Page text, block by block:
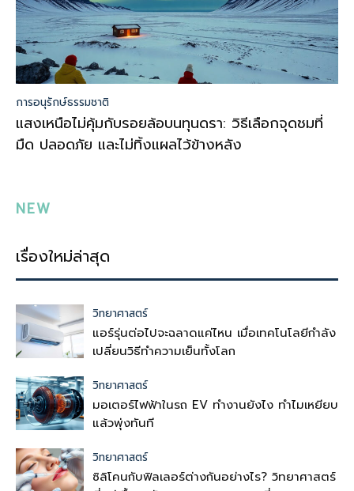
การอนุรักษ์ธรรมชาติ
แสงเหนือไม่คุ้มกับรอยล้อบนทุนดรา: วิธีเลือกจุดชมที่
มืด ปลอดภัย และไม่ทิ้งแผลไว้ข้างหลัง
NEW
เรื่องใหม่ล่าสุด
วิทยาศาสตร์
แอร์รุ่นต่อไปจะฉลาดแค่ไหน เมื่อเทคโนโลยีกำลัง
เปลี่ยนวิธีทำความเย็นทั้งโลก
วิทยาศาสตร์
มอเตอร์ไฟฟ้าในรถ EV ทำงานยังไง ทำไมเหยียบ
แล้วพุ่งทันที
วิทยาศาสตร์
ซิลิโคนกับฟิลเลอร์ต่างกันอย่างไร? วิทยาศาสตร์